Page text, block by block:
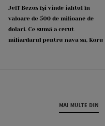
Jeff Bezos își vinde iahtul în
valoare de 500 de milioane de
dolari. Ce sumă a cerut
miliardarul pentru nava sa, Koru
MAI MULTE DIN